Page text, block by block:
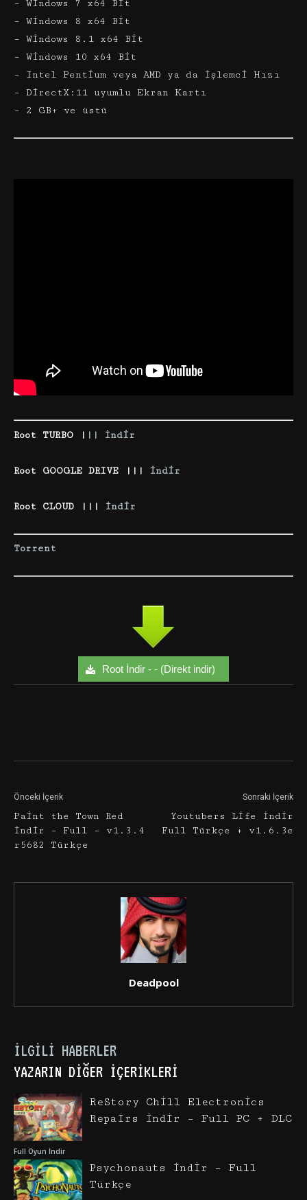
– Windows 7 x64 Bit
– Windows 8 x64 Bit
– Windows 8.1 x64 Bit
– Windows 10 x64 Bit
– Intel Pentium veya AMD ya da İşlemci Hızı
– DirectX:11 uyumlu Ekran Kartı
– 2 GB+ ve üstü
Root TURBO | || İndir
Root GOOGLE DRIVE ||| İndir
Root CLOUD ||| İndir
Torrent
Root İndir - - (Direkt indir)
Önceki İçerik
Paint the Town Red
İndir – Full – v1.3.4
r5682 Türkçe
Sonraki İçerik
Youtubers Life İndir
Full Türkçe + v1.6.3e
Deadpool
İLGILI HABERLER
YAZARIN DIĞER İÇERIKLERI
Full Oyun İndir
ReStory Chill Electronics
Repairs İndir – Full PC + DLC
Psychonauts İndir – Full
Türkçe